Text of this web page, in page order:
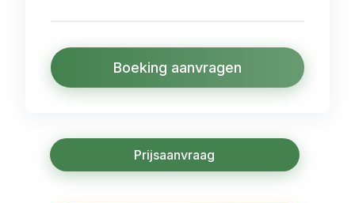
Boeking aanvragen
Prijsaanvraag